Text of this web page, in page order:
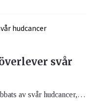
svår
Över hälften av de patienter som drabbats av svår hudcancer, malignt melanom, överlever visar en ny studie. I Sverige visar statistik att malignt melanom är den cancersjukdom som ökar mest.